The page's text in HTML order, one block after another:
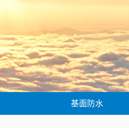
基面防水